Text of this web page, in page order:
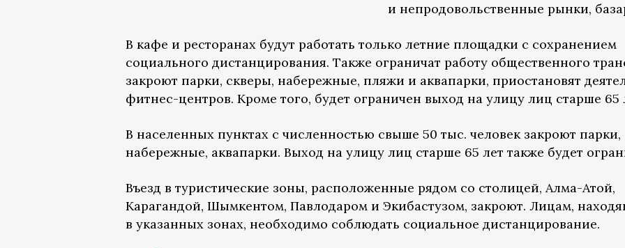
и непродовольственные рынки,
В кафе и ресторанах будут работать только летние площадки с сохранением
социального дистанцирования. Также ограничат работу общественного
закроют парки, скверы, набережные, пляжи и аквапарки, приостановят
фитнес-центров. Кроме того, будет ограничен выход на улицу лиц старше 65
В населенных пунктах с численностью свыше 50 тыс. человек закроют парки,
набережные, аквапарки. Выход на улицу лиц старше 65 лет также будет
Въезд в туристические зоны, расположенные рядом со столицей, Алма-Атой,
Карагандой, Шымкентом, Павлодаром и Экибастузом, закроют. Лицам,
в указанных зонах, необходимо соблюдать социальное дистанцирование.